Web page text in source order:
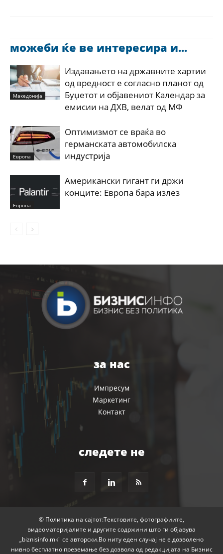
можеби ќе ве интересира и...
Македонија
Издавањето на државните хартии
од вредност е согласно планот од
Буџетот и објавениот Календар за
емисии на ДХВ, велат од МФ
Европа
Оптимизмот се враќа во
германската автомобилска
индустрија
Европа
Американски гигант ги држи
конците: Европа бара излез
за нас
Импресум
Маркетинг
Контакт
следете не
© Политика на сајтот:Текстовите, фотографиите,
видеоматеријалите и другите содржини што ги објавува
„biznisinfo.mk" се авторски.Во ниту еден случај не е дозволено
нивно бесплатно преземање без дозвола од редакцијата на Бизнис